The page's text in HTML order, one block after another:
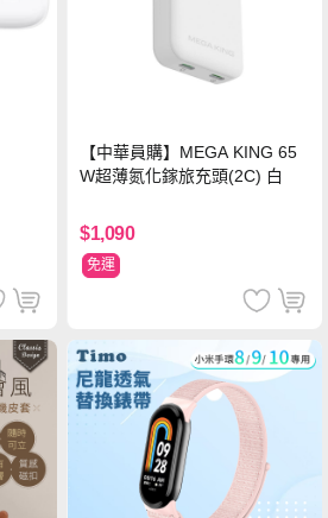
【中華員購】MEGA KING 65
W超薄氮化鎵旅充頭(2C) 白
$1,090
免運